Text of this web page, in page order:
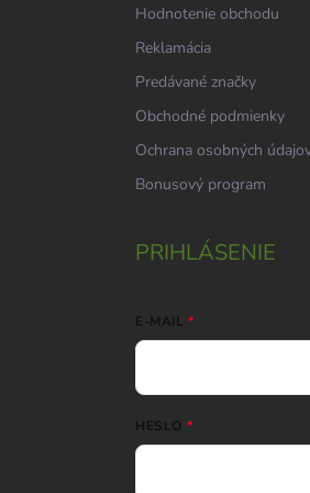
Hodnotenie obchodu
Reklamácia
Predávané značky
Obchodné podmienky
Ochrana osobných
Bonusový program
PRIHLÁSENIE
E-MAIL
HESLO